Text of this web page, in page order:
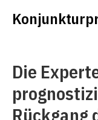
Die
Rückgang